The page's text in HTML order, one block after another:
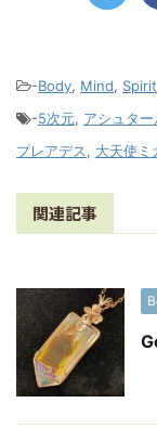
-Body, Mind, Spirit
-5次元, アシュター
プレアデス, 大天使ミ
関連記事